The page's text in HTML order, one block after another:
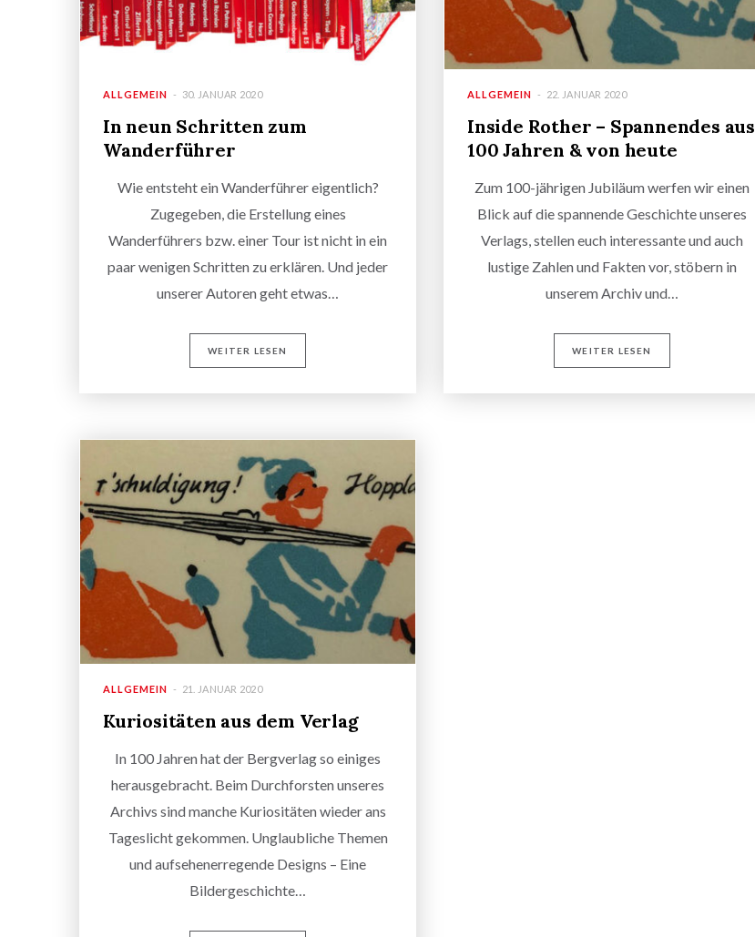
ALLGEMEIN 30. JANUAR 2020
In neun Schritten zum
Wanderführer
Wie entsteht ein Wanderführer eigentlich?
Zugegeben, die Erstellung eines
Wanderführers bzw. einer Tour ist nicht in ein
paar wenigen Schritten zu erklären. Und jeder
unserer Autoren geht etwas…
WEITER LESEN
ALLGEMEIN 22. JANUAR 2020
Inside Rother – Spannendes aus
100 Jahren & von heute
Zum 100-jährigen Jubiläum werfen wir einen
Blick auf die spannende Geschichte unseres
Verlags, stellen euch interessante und auch
lustige Zahlen und Fakten vor, stöbern in
unserem Archiv und…
WEITER LESEN
ALLGEMEIN 21. JANUAR 2020
Kuriositäten aus dem Verlag
In 100 Jahren hat der Bergverlag so einiges
herausgebracht. Beim Durchforsten unseres
Archivs sind manche Kuriositäten wieder ans
Tageslicht gekommen. Unglaubliche Themen
und aufsehenerregende Designs – Eine
Bildergeschichte…